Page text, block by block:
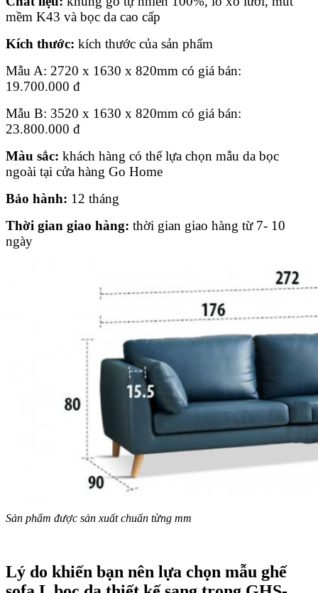
mềm K43 và bọc da cao cấp
Kích thước: kích thước của sản phẩm
Mẫu A: 2720 x 1630 x 820mm có giá bán:
19.700.000 đ
Mẫu B: 3520 x 1630 x 820mm có giá bán:
23.800.000 đ
Màu sắc: khách hàng có thể lựa chọn mẫu da bọc
ngoài tại cửa hàng Go Home
Bảo hành: 12 tháng
Thời gian giao hàng: thời gian giao hàng từ 7- 10
ngày
Sản phẩm được sản xuất chuẩn từng mm
Lý do khiến bạn nên lựa chọn mẫu ghế